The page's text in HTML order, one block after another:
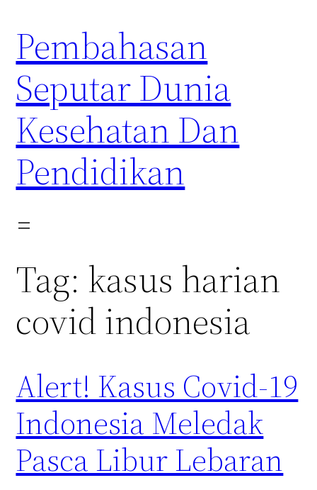
content
Pembahasan
Seputar Dunia
Kesehatan Dan
Pendidikan
Tag: kasus harian
covid indonesia
Alert! Kasus Covid-19
Indonesia Meledak
Pasca Libur Lebaran